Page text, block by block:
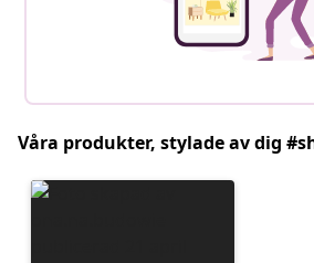
Våra produkter, stylade av dig